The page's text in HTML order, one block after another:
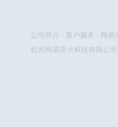
公司简介 - 客户服务 - 网易
杭州网易雷火科技有限公